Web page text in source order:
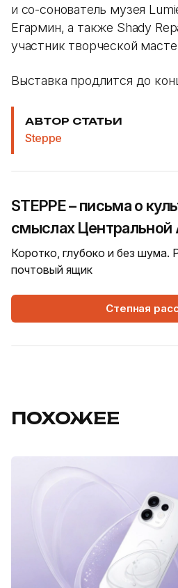
и со-сонователь музея
Егармин, а также Shady
участник творческой
Выставка продлится до
АВТОР СТАТЬИ
Steppe
STEPPE – письма о
смыслах Центральной
Коротко, глубоко и без
почтовый ящик
Степная
ПОХОЖЕЕ